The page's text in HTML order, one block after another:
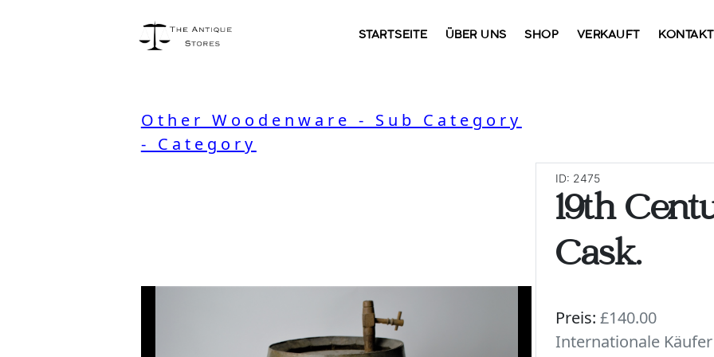
STARTSEITE ÜBER UNS SHOP VERKAUFT KONTAKT
Other Woodenware - Sub Category
- Category
ID: 2475
19th
Cask.
Preis: £140.00
Internationale